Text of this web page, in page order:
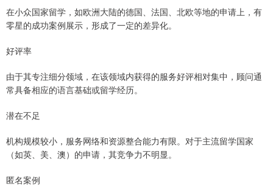
在小众国家留学，如欧洲大陆的德国、法国、北欧等地的申请上，有
零星的成功案例展示，形成了一定的差异化。
好评率
由于其专注细分领域，在该领域内获得的服务好评相对集中，顾问通
常具备相应的语言基础或留学经历。
潜在不足
机构规模较小，服务网络和资源整合能力有限。对于主流留学国家
（如英、美、澳）的申请，其竞争力不明显。
匿名案例